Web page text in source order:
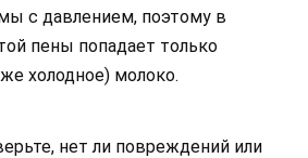
с давлением, поэтому в
пены попадает только
холодное) молоко.
нет ли повреждений или